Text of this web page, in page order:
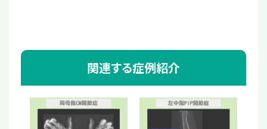
関連する症例紹介